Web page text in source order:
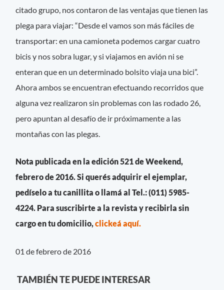
citado grupo, nos contaron de las ventajas que tienen las
plega para viajar: “Desde el vamos son más fáciles de
transportar: en una camioneta podemos cargar cuatro
bicis y nos sobra lugar, y si viajamos en avión ni se
enteran que en un determinado bolsito viaja una bici”.
Ahora ambos se encuentran efectuando recorridos que
alguna vez realizaron sin problemas con las rodado 26,
pero apuntan al desafío de ir próximamente a las
montañas con las plegas.
Nota publicada en la edición 521 de Weekend,
febrero de 2016. Si querés adquirir el ejemplar,
pedíselo a tu canillita o llamá al Tel.: (011) 5985-
4224. Para suscribirte a la revista y recibirla sin
cargo en tu domicilio,clickeá aquí.
01 de febrero de 2016
TAMBIÉN TE PUEDE INTERESAR